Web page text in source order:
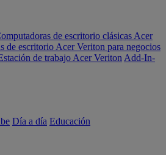
de escritorio clásicas Acer
de escritorio Acer Veriton para negocios
de trabajo Acer Veriton Add-In-
Día a día Educación